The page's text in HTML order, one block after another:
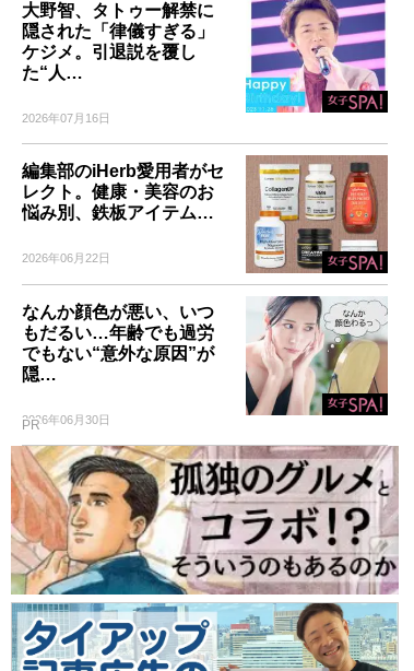
大野智、タトゥー解禁に
隠された「律儀すぎる」
ケジメ。引退説を覆し
た“人…
2026年07月16日
編集部のiHerb愛用者がセ
レクト。健康・美容のお
悩み別、鉄板アイテム…
2026年06月22日
なんか顔色が悪い、いつ
もだるい…年齢でも過労
でもない“意外な原因”が
隠…
2026年06月30日
PR